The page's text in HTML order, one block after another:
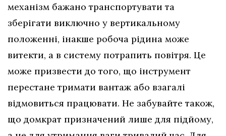
механізм бажано транспортувати та
зберігати виключно у вертикальному
положенні, інакше робоча рідина може
витекти, а в систему потрапить повітря. Це
може призвести до того, що інструмент
перестане тримати вантаж або взагалі
відмовиться працювати. Не забувайте також,
що домкрат призначений лише для підйому,